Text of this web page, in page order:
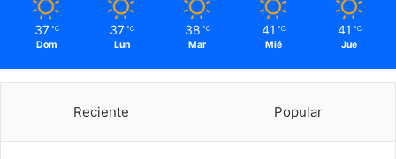
37 ℃
Dom
37 ℃
Lun
38 ℃
Mar
41 ℃
Mié
41 ℃
Jue
Reciente Popular